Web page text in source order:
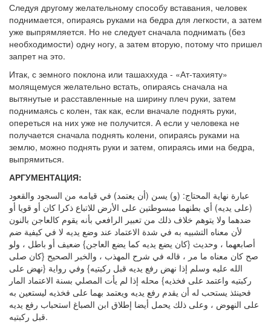
Следуя другому желательному способу вставания, человек
поднимается, опираясь руками на бедра для легкости, а затем
уже выпрямляется. Но не следует сначала поднимать (без
необходимости) одну ногу, а затем вторую, потому что пришел
запрет на это.
Итак, с земного поклона или ташаххуда - «Ат-тахияту»
молящемуся желательно встать, опираясь сначала на
вытянутые и расставленные на ширину плеч руки, затем
поднимаясь с колен, так как, если вначале поднять руки,
опереться на них уже не получится. А если у человека не
получается сначала поднять колени, опираясь руками на
землю, можно поднять руки и затем, опираясь ими на бедра,
выпрямиться.
АРГУМЕНТАЦИЯ:
عبارة نهاية المحتاج: (و) يسن (أن يعتمد) في قيامه من السجود والقعود
(على يديه) أي بطنهما مبسوطتين على الأرض للاتباع ذكرا كان أو قويا أو
ضدهما ولا يتوهم خلاف ذلك من تعبير الرافعي بأنه يقوم كالعاجن بالنون
لأن معناه التشبيه به في شدة الاعتماد عند وضع يديه لا في كيفية ضم
أصابعهما ، وحديث {كان يضع يديه كما يضع العاجن} ضعيف أو باطل ، ولو
صح كان معناه ما مر ، قاله في شرح المهذب ، والخبر الصحيح {كان صلى
الله عليه وسلم إذا نهض رفع يديه قبل ركبتيه} وفي رواية {نهض على
ركبتيه واعتمد على فخذيه} محله إذا لم يأت المصلي بسنة الاعتماد المار
فحينئذ يستحب له أن يقدم رفع يديه ويعتمد بهما على فخذيه ليستعين به
على النهوض ، وعلى ذلك يحمل أيضا إطلاق ابن الصباغ استحباب رفع يديه
قبل ركبتيه.